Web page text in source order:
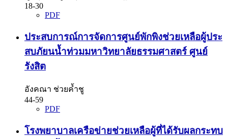
18-30
PDF
ประสบการณ์การจัดการศูนย์พักพิงช่วยเหลือผู้ประ
สบภัยนน้ำท่วมมหาวิทยาลัยธรรมศาสตร์ ศูนย์
รังสิต
อังคณา ช่วยค้ำชู
44-59
PDF
โรงพยาบาลเครือข่ายช่วยเหลือผู้ที่ได้รับผลกระทบ